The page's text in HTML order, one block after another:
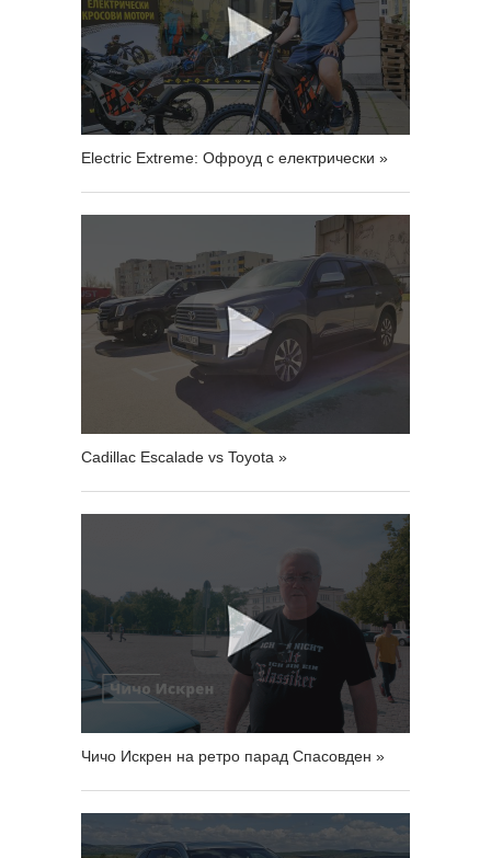
Electric Extreme: Офроуд с електрически »
Cadillac Escalade vs Toyota »
Чичо Искрен на ретро парад Спасовден »